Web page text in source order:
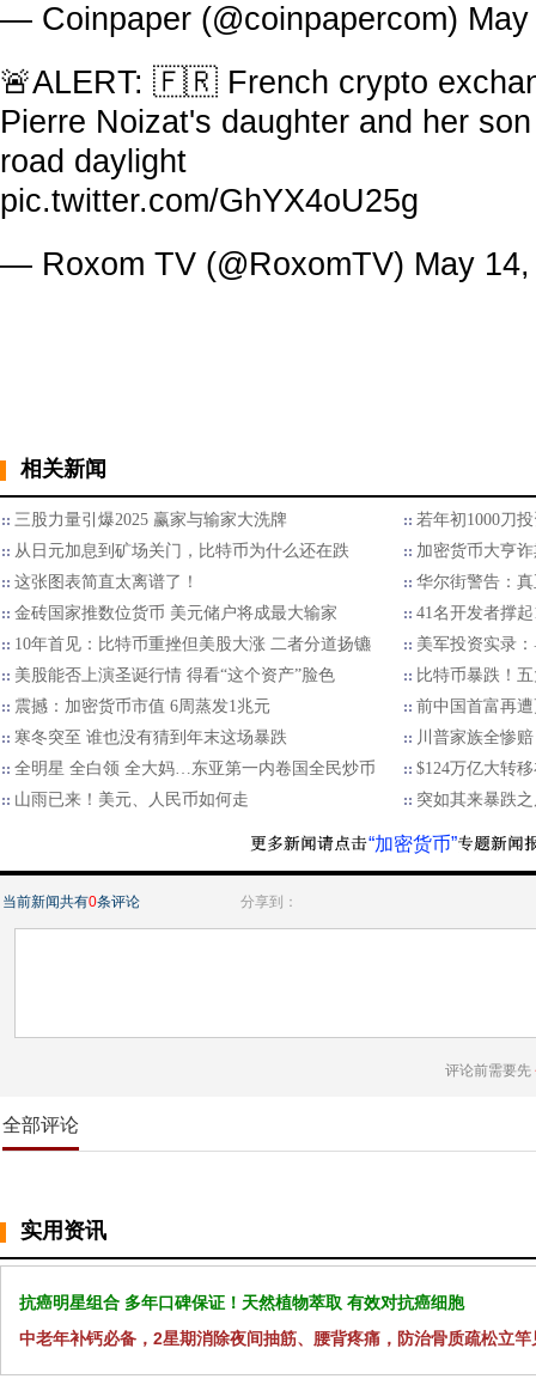
— Coinpaper (@coinpapercom)
🚨ALERT: 🇫🇷 French crypto
Pierre Noizat's daughter and her
road daylight
pic.twitter.com/GhYX4oU25g
— Roxom TV (@RoxomTV) May
相关新闻
三股力量引爆2025 赢家与输家大洗牌
若年初1000刀
从日元加息到矿场关门，比特币为什么还在跌
加密货币大亨
这张图表简直太离谱了！
华尔街警告：
金砖国家推数位货币 美元储户将成最大输家
41名开发者撑
10年首见：比特币重挫但美股大涨 二者分道扬镳
美军投资实录
美股能否上演圣诞行情 得看“这个资产”脸色
比特币暴跌！
震撼：加密货币市值 6周蒸发1兆元
前中国首富再
寒冬突至 谁也没有猜到年末这场暴跌
川普家族全惨赔
全明星 全白领 全大妈…东亚第一内卷国全民炒币
$124万亿大转
山雨已来！美元、人民币如何走
突如其来暴跌
“加密货币”
当前新闻共有0条评论 分享到：
评论前需要先
全部评论
实用资讯
抗癌明星组合 多年口碑保证！天然植物萃取 有效对抗癌细胞
中老年补钙必备，2星期消除夜间抽筋、腰背疼痛，防治骨质疏松立竿